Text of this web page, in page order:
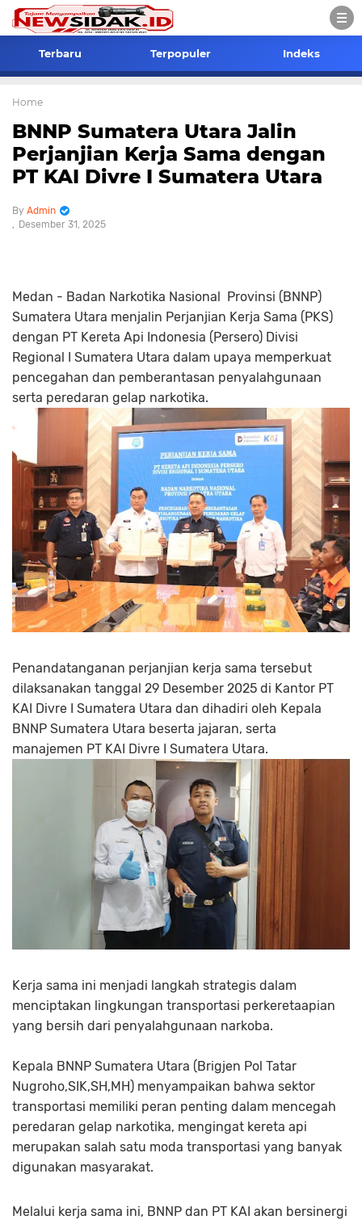
Terbaru Terpopuler Indeks
Home
BNNP Sumatera Utara Jalin
Perjanjian Kerja Sama dengan
PT KAI Divre I Sumatera Utara
Admin
Desember 31, 2025
Medan - Badan Narkotika Nasional Provinsi (BNNP)
Sumatera Utara menjalin Perjanjian Kerja Sama (PKS)
dengan PT Kereta Api Indonesia (Persero) Divisi
Regional I Sumatera Utara dalam upaya memperkuat
pencegahan dan pemberantasan penyalahgunaan
serta peredaran gelap narkotika.
Penandatanganan perjanjian kerja sama tersebut
dilaksanakan tanggal 29 Desember 2025 di Kantor PT
KAI Divre I Sumatera Utara dan dihadiri oleh Kepala
BNNP Sumatera Utara beserta jajaran, serta
manajemen PT KAI Divre I Sumatera Utara.
Kerja sama ini menjadi langkah strategis dalam
menciptakan lingkungan transportasi perkeretaapian
yang bersih dari penyalahgunaan narkoba.
Kepala BNNP Sumatera Utara (Brigjen Pol Tatar
Nugroho,SIK,SH,MH) menyampaikan bahwa sektor
transportasi memiliki peran penting dalam mencegah
peredaran gelap narkotika, mengingat kereta api
merupakan salah satu moda transportasi yang banyak
digunakan masyarakat.
Melalui kerja sama ini, BNNP dan PT KAI akan bersinergi